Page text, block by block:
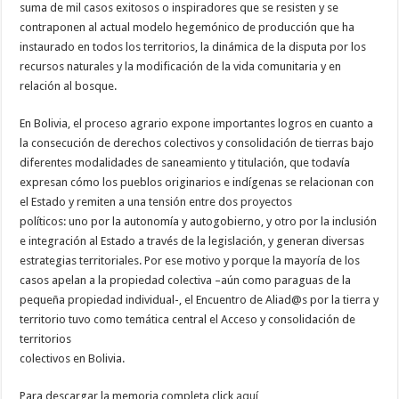
suma de mil casos exitosos o inspiradores que se resisten y se
contraponen al actual modelo hegemónico de producción que ha
instaurado en todos los territorios, la dinámica de la disputa por los
recursos naturales y la modificación de la vida comunitaria y en
relación al bosque.
En Bolivia, el proceso agrario expone importantes logros en cuanto a
la consecución de derechos colectivos y consolidación de tierras bajo
diferentes modalidades de saneamiento y titulación, que todavía
expresan cómo los pueblos originarios e indígenas se relacionan con
el Estado y remiten a una tensión entre dos proyectos
políticos: uno por la autonomía y autogobierno, y otro por la inclusión
e integración al Estado a través de la legislación, y generan diversas
estrategias territoriales. Por ese motivo y porque la mayoría de los
casos apelan a la propiedad colectiva –aún como paraguas de la
pequeña propiedad individual-, el Encuentro de Aliad@s por la tierra y
territorio tuvo como temática central el Acceso y consolidación de
territorios
colectivos en Bolivia.
Para descargar la memoria completa click aquí